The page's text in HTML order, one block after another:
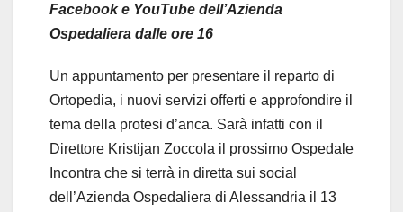
Facebook e YouTube dell’Azienda
Ospedaliera dalle ore 16
Un appuntamento per presentare il reparto di
Ortopedia, i nuovi servizi offerti e approfondire il
tema della protesi d’anca. Sarà infatti con il
Direttore Kristijan Zoccola il prossimo Ospedale
Incontra che si terrà in diretta sui social
dell’Azienda Ospedaliera di Alessandria il 13